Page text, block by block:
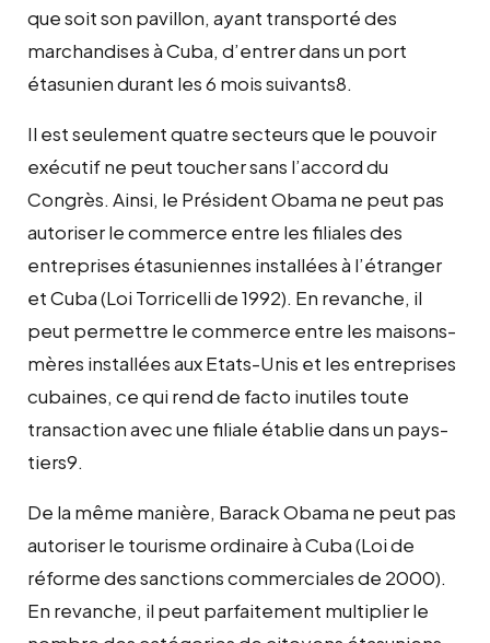
que soit son pavillon, ayant transporté des
marchandises à Cuba, d’entrer dans un port
étasunien durant les 6 mois suivants8.
Il est seulement quatre secteurs que le pouvoir
exécutif ne peut toucher sans l’accord du
Congrès. Ainsi, le Président Obama ne peut pas
autoriser le commerce entre les filiales des
entreprises étasuniennes installées à l’étranger
et Cuba (Loi Torricelli de 1992). En revanche, il
peut permettre le commerce entre les maisons-
mères installées aux Etats-Unis et les entreprises
cubaines, ce qui rend de facto inutiles toute
transaction avec une filiale établie dans un pays-
tiers9.
De la même manière, Barack Obama ne peut pas
autoriser le tourisme ordinaire à Cuba (Loi de
réforme des sanctions commerciales de 2000).
En revanche, il peut parfaitement multiplier le